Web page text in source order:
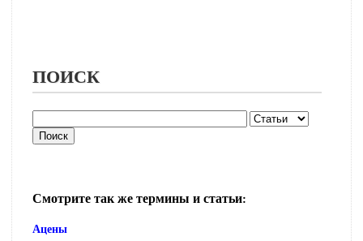
ПОИСК
Смотрите так же термины и статьи:
Ацены